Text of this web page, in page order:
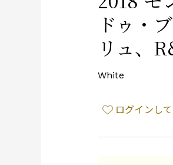
ドゥ・
リュ、
White
ログインし